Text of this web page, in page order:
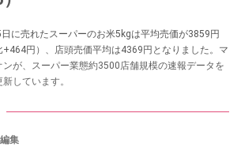
に売れたスーパーのお米5kgは平均売価が3859円
+464円）、店頭売価平均は4369円となりました。マ
が、スーパー業態約3500店舗規模の速報データを
しています。
集